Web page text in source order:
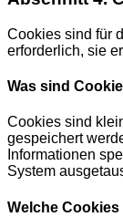
Cookies sind für
erforderlich, sie
Was sind
Cookies sind
gespeichert
Informationen
System
Welche